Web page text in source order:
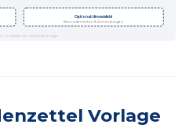
Optional: Hinweisfeld
Besonderheiten & Anmerkungen
– Software für Gebäudereiniger
Vorlage